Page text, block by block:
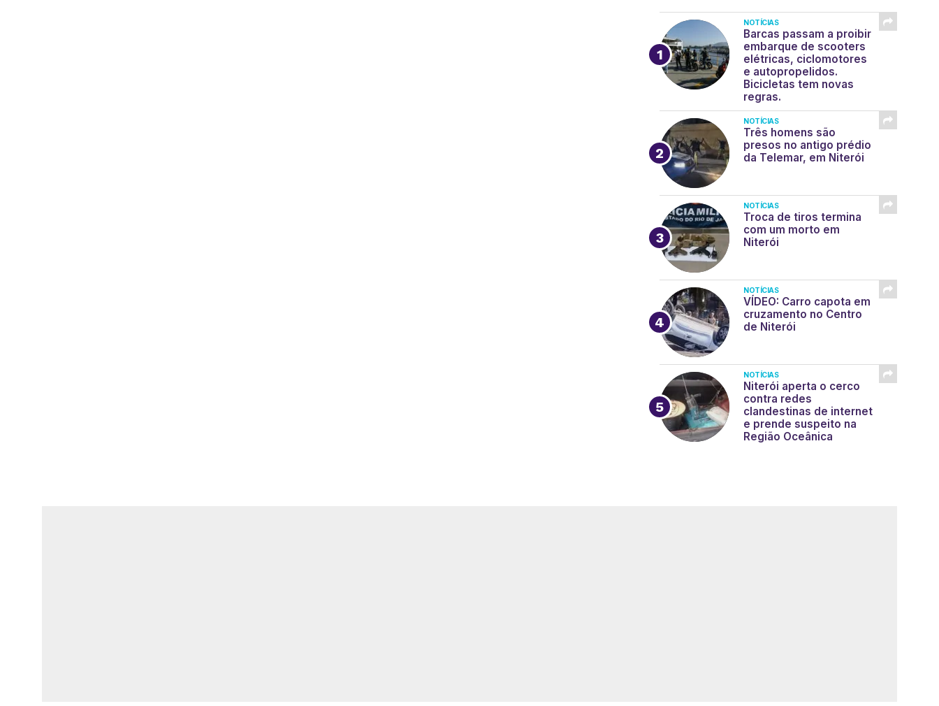
NOTÍCIAS
Barcas passam a proibir
embarque de scooters
elétricas, ciclomotores
e autopropelidos.
Bicicletas tem novas
regras.
NOTÍCIAS
Três homens são
presos no antigo prédio
da Telemar, em Niterói
NOTÍCIAS
Troca de tiros termina
com um morto em
Niterói
NOTÍCIAS
VÍDEO: Carro capota em
cruzamento no Centro
de Niterói
NOTÍCIAS
Niterói aperta o cerco
contra redes
clandestinas de internet
e prende suspeito na
Região Oceânica